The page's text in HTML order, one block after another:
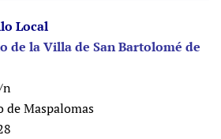
Local
de la Villa de San Bartolomé de
n
de Maspalomas